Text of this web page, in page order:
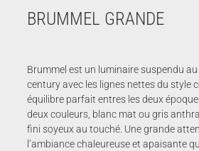
BRUMMEL GRANDE
Brummel est un luminaire suspendu
century avec les lignes nettes du style
équilibre parfait entres les deux
deux couleurs, blanc mat ou gris
fini soyeux au touché. Une grande
l’ambiance chaleureuse et apaisante